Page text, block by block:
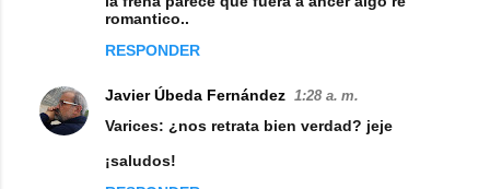
romantico..
RESPONDER
Javier Úbeda Fernández 1:28 a. m.
Varices: ¿nos retrata bien verdad? jeje
¡saludos!